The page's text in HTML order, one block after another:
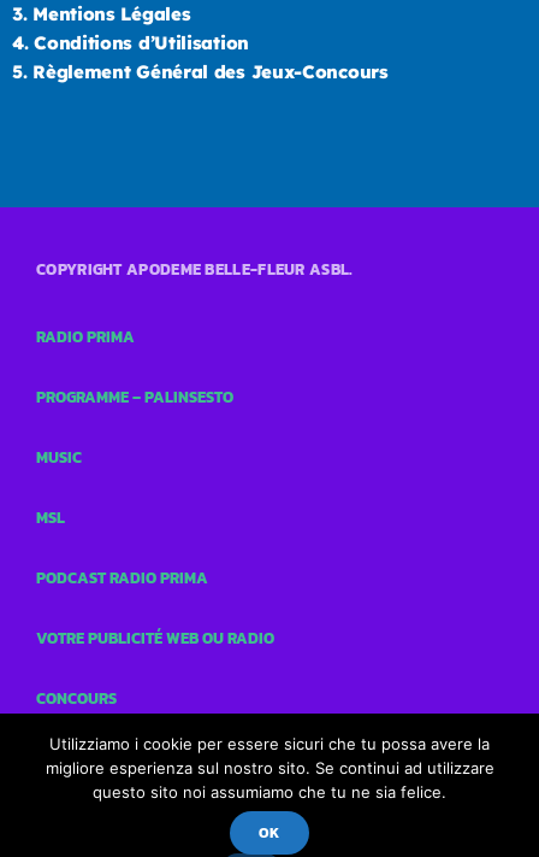
3. Mentions Légales
4. Conditions d’Utilisation
5. Règlement Général des Jeux-Concours
COPYRIGHT APODEME BELLE-FLEUR ASBL.
RADIO PRIMA
PROGRAMME – PALINSESTO
MUSIC
MSL
PODCAST RADIO PRIMA
VOTRE PUBLICITÉ WEB OU RADIO
CONCOURS
CONTACTS
Utilizziamo i cookie per essere sicuri che tu possa avere la
migliore esperienza sul nostro sito. Se continui ad utilizzare
questo sito noi assumiamo che tu ne sia felice.
OK